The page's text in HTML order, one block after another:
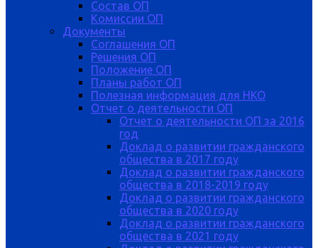
Состав ОП
Комиссии ОП
Документы
Соглашения ОП
Решения ОП
Положение ОП
Планы работ ОП
Полезная информация для НКО
Отчет о деятельности ОП
Отчет о деятельности ОП за 2016
год
Доклад о развитии гражданского
общества в 2017 году
Доклад о развитии гражданского
общества в 2018-2019 году
Доклад о развитии гражданского
общества в 2020 году
Доклад о развитии гражданского
общества в 2021 году